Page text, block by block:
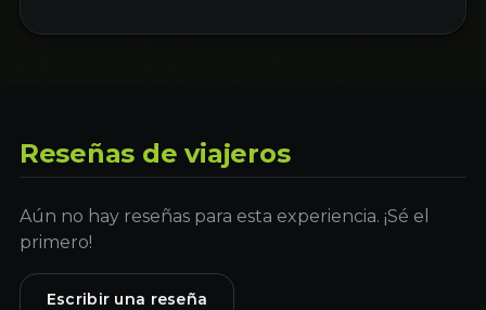
Reseñas de viajeros
Aún no hay reseñas para esta experiencia. ¡Sé el
primero!
Escribir una reseña